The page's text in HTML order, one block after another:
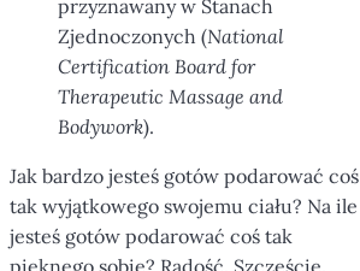
przyznawany w Stanach
Zjednoczonych (National
Certification Board for
Therapeutic Massage and
Bodywork).
Jak bardzo jesteś gotów podarować coś
tak wyjątkowego swojemu ciału? Na ile
jesteś gotów podarować coś tak